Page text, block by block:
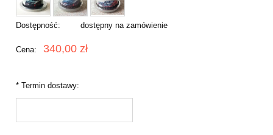
Dostępność: dostępny na zamówienie
Cena: 340,00 zł
* Termin dostawy: